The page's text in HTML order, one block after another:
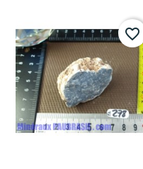
favorite_border